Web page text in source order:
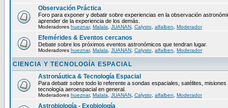
Observación Práctica
Foro para exponer y debatir sobre experiencias en la observación
aprender de la experiencia de los demás.
Moderadores hueznar, Malala JUANAN Calysto alfalben Moderador
Efemérides & Eventos cercanos
Debate sobre los próximos eventos astronómicos que tendran lugar.
Moderadores hueznar, Malala JUANAN Calysto alfalben Moderador
CIENCIA Y TECNOLOGÍA ESPACIAL
Astronáutica & Tecnología Espacial
Para debatir sobre todo lo referente a sondas espaciales, satélites,
tecnología aeroespacial en general.
Moderadores hueznar, Malala JUANAN Calysto alfalben Moderador
Astrobiología - Exobiología